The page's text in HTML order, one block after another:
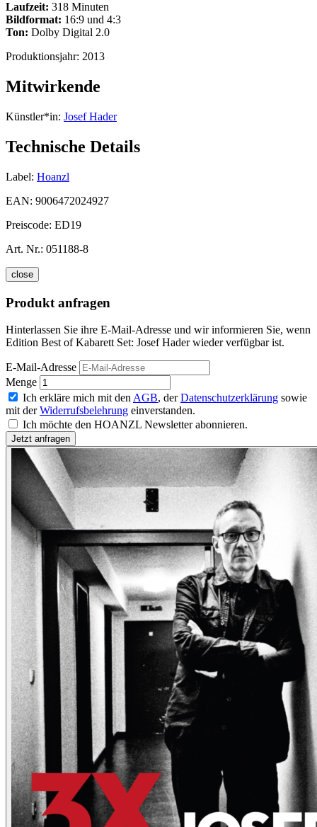
Laufzeit: 318 Minuten
Bildformat: 16:9 und 4:3
Ton: Dolby Digital 2.0
Produktionsjahr: 2013
Mitwirkende
Künstler*in: Josef Hader
Technische Details
Label: Hoanzl
EAN: 9006472024927
Preiscode: ED19
Art. Nr.: 051188-8
close
Produkt anfragen
Hinterlassen Sie ihre E-Mail-Adresse und wir informieren Sie, wenn
Edition Best of Kabarett Set: Josef Hader wieder verfügbar ist.
E-Mail-Adresse
Menge
Ich erkläre mich mit den AGB, derDatenschutzerklärung sowie
mit derWiderrufsbelehrung einverstanden.
Ich möchte den HOANZL Newsletter abonnieren.